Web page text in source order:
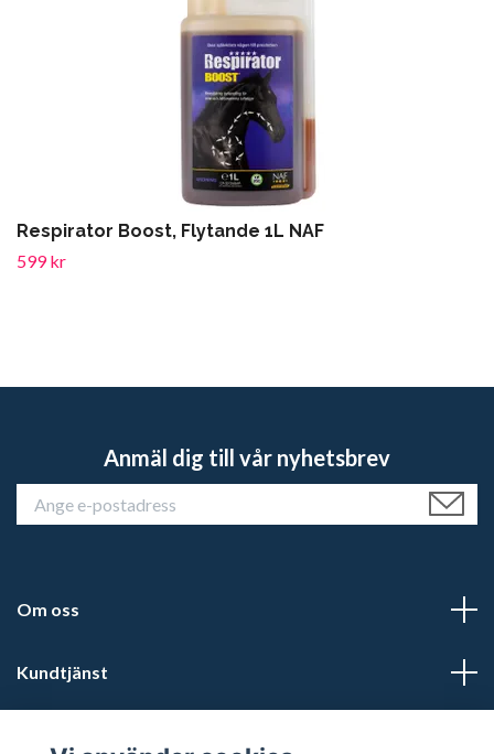
Respirator Boost, Flytande 1L NAF
599 kr
Anmäl dig till vår nyhetsbrev
Om oss
Kundtjänst